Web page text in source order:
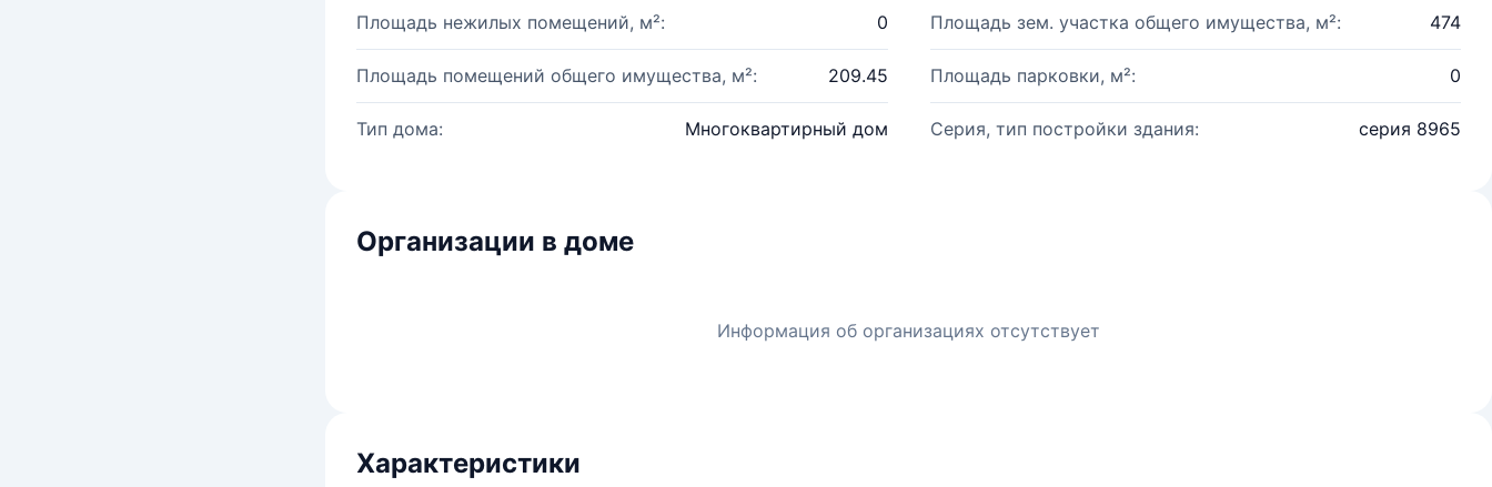
Площадь нежилых помещений, м²: 0 Площадь зем. участка общего имущества, м²: 474
Площадь помещений общего имущества, м²: 209.45 Площадь парковки, м²: 0
Тип дома: Многоквартирный дом Серия, тип постройки здания: серия 8965
Организации в доме
Информация об организациях отсутствует
Характеристики